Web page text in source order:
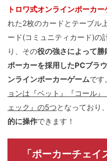
トロワ式オンラインポーカー
れた2枚のカードとテーブル
ード(コミュニティカード)の
り、その役の強さによって
ポーカーを採用したPCブラ
ンラインポーカーゲームです。
ョンは『ベット』『コール
ェック』の5つとなっており、
的に操作できます！
「ポーカーチェ